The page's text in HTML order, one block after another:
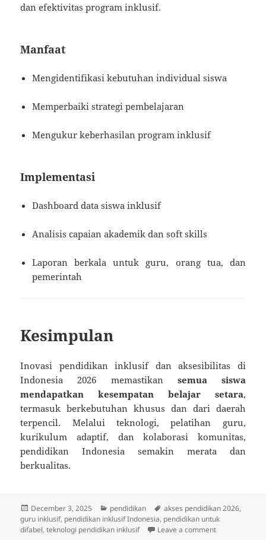
dan efektivitas program inklusif.
Manfaat
Mengidentifikasi kebutuhan individual siswa
Memperbaiki strategi pembelajaran
Mengukur keberhasilan program inklusif
Implementasi
Dashboard data siswa inklusif
Analisis capaian akademik dan soft skills
Laporan berkala untuk guru, orang tua, dan
pemerintah
Kesimpulan
Inovasi pendidikan inklusif dan aksesibilitas di
Indonesia 2026 memastikan semua siswa
mendapatkan kesempatan belajar setara,
termasuk berkebutuhan khusus dan dari daerah
terpencil. Melalui teknologi, pelatihan guru,
kurikulum adaptif, dan kolaborasi komunitas,
pendidikan Indonesia semakin merata dan
berkualitas.
Posted
on
December 3, 2025 Categories
pendidikan Tags
akses pendidikan 2026,
guru inklusif, pendidikan inklusif Indonesia, pendidikan untuk
difabel,teknologi pendidikan inklusif Leave a commenton Inovasi